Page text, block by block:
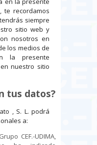
te recordamos
siempre
sitio web y
nosotros en
los medios de
la presente
nuestro sitio
tus datos?
, S. L. podrá
a:
CEF.-UDIMA,